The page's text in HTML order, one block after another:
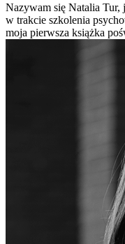
Nazywam się Natalia Tur,
w trakcie szkolenia
moja pierwsza książka